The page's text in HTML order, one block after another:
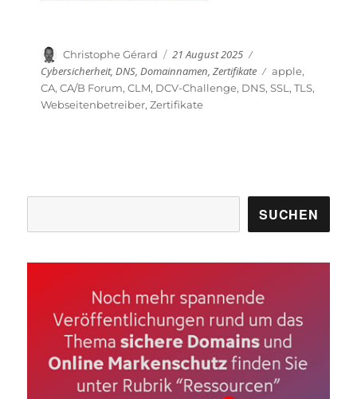
Autor
Christophe Gérard Veröffentlicht
am
21 August 2025
Cybersicherheit,DNS,Domainnamen,Zertifikate Schlagwörter
apple,
CA,CA/B Forum,CLM, DCV-Challenge, DNS,SSL ,TLS,
Webseitenbetreiber,Zertifikate
SUCHEN